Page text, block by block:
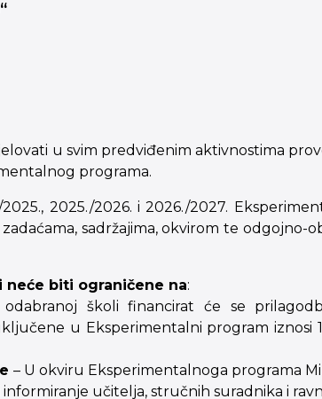
u svim predviđenim aktivnostima
programa.
2025./2026. i 2026./2027.
sadržajima, okvirom te odgojno-
biti ograničene na:
odabranoj školi financirat će se
u Eksperimentalni program iznosi
– U okviru Eksperimentalnoga programa
učitelja, stručnih suradnika i